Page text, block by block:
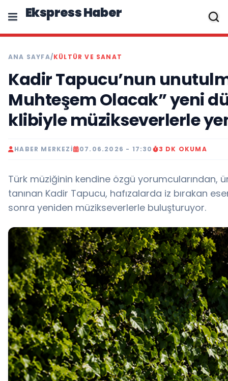
Ekspress Haber
ANA SAYFA/KÜLTÜR VE SANAT
Kadir Tapucu’nun
Muhteşem Olacak” yeni
klibiyle müzikseverlerle
HABER MERKEZI 07.06.2026 - 17:30 3 DK OKUMA
Türk müziğinin kendine özgü yorumcularından,
tanınan Kadir Tapucu, hafızalarda iz bırakan
sonra yeniden müzikseverlerle buluşturuyor.